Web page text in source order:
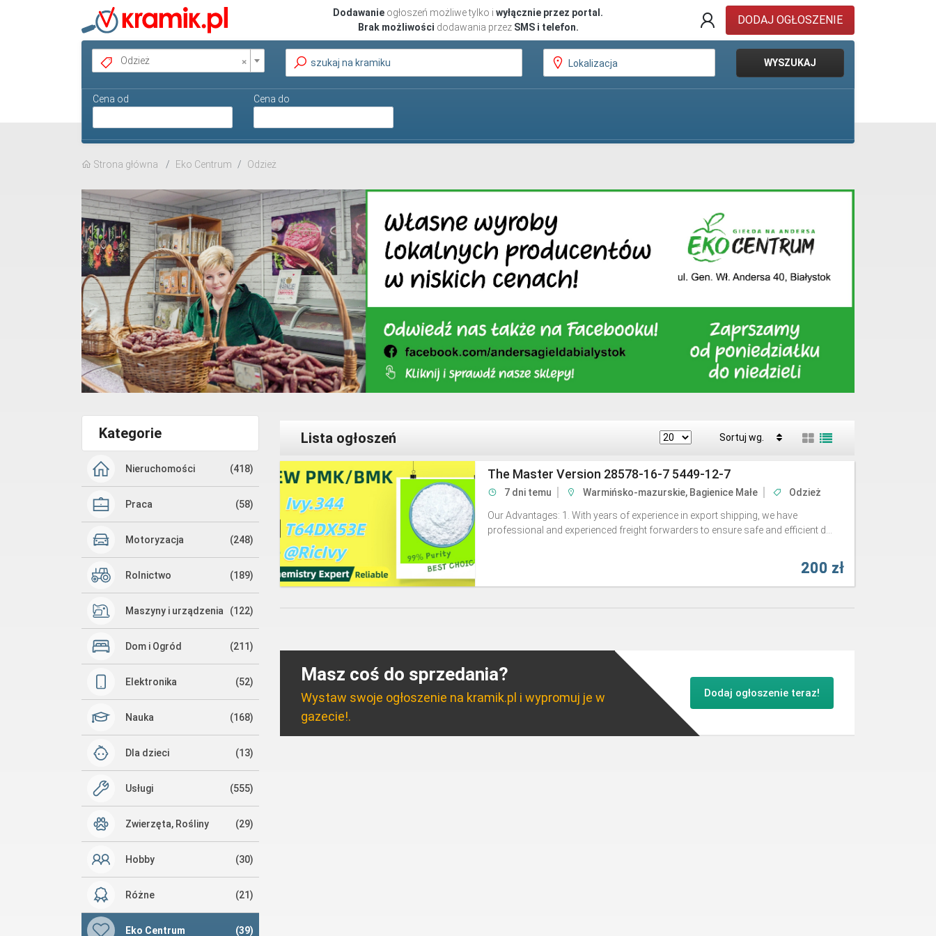
Dodawanie ogłoszeń możliwe tylko i wyłącznie przez portal.
Brak możliwości dodawania przez SMS i telefon.
DODAJ OGŁOSZENIE
×
Odzież WYSZUKAJ
Cena od Cena do
Strona główna Eko Centrum Odzież
Kategorie
Nieruchomości (418)
Praca (58)
Motoryzacja (248)
Rolnictwo (189)
Maszyny i urządzenia (122)
Dom i Ogród (211)
Elektronika (52)
Nauka (168)
Dla dzieci (13)
Usługi (555)
Zwierzęta, Rośliny (29)
Hobby (30)
Różne (21)
Eko Centrum (39)
Lista ogłoszeń Sortuj wg.
The Master Version 28578-16-7 5449-12-7
7 dni temu Warmińsko-mazurskie, Bagienice Małe Odzież
Our Advantages: 1. With years of experience in export shipping, we have
professional and experienced freight forwarders to ensure safe and efficient d...
200 zł
Masz coś do sprzedania?
Wystaw swoje ogłoszenie na kramik.pl i wypromuj je w
gazecie!.
Dodaj ogłoszenie teraz!